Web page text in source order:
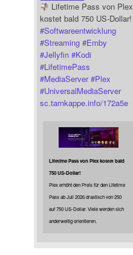
Lifetime Pass von Plex
kostet bald 750 US-Dollar!
#Softwareentwicklung
#Streaming #Emby
#Jellyfin #Kodi
#LifetimePass
#MediaServer #Plex
#UniversalMediaServer
sc.tarnkappe.info/172a5e
Lifetime Pass von Plex kostet bald
750 US-Dollar!
Plex erhöht den Preis für den Lifetime
Pass ab Juli 2026 drastisch von 250
auf 750 US-Dollar. Viele werden sich
anderweitig orientieren.